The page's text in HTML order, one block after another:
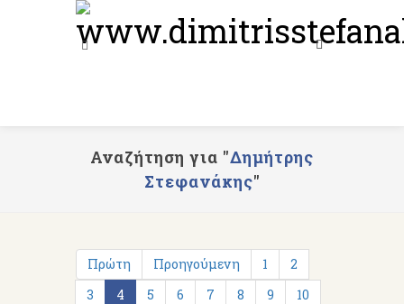
Αναζήτηση για "Δημήτρης
Στεφανάκης"
Πρώτη Προηγούμενη 1
2
3
4 5 6 7 8 9
10